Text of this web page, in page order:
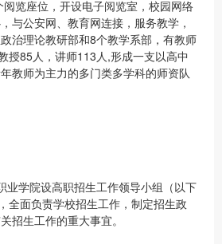
览座位，开设电子阅览室，校园网络
与公安网、教育网连接，服务教学，
治理论教研部和8个教学系部，有教师
授85人，讲师113人,形成一支以高中
教师为主力的多门类多学科的师资队
学院设高职招生工作领导小组（以下
全面负责学校招生工作，制定招生政
招生工作的重大事宜。